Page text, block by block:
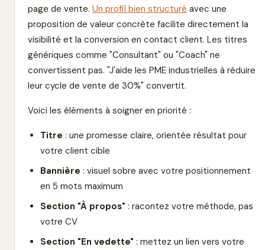
page de vente. Un profil bien structuré avec une
proposition de valeur concrète facilite directement la
visibilité et la conversion en contact client. Les titres
génériques comme "Consultant" ou "Coach" ne
convertissent pas. "J'aide les PME industrielles à réduire
leur cycle de vente de 30%" convertit.
Voici les éléments à soigner en priorité :
Titre : une promesse claire, orientée résultat pour
votre client cible
Bannière : visuel sobre avec votre positionnement
en 5 mots maximum
Section "À propos" : racontez votre méthode, pas
votre CV
Section "En vedette" : mettez un lien vers votre